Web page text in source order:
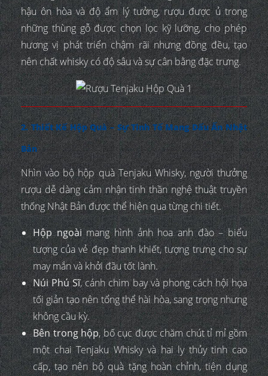
hậu ôn hòa và độ ẩm lý tưởng, rượu được ủ trong
những thùng gỗ được chọn lọc kỹ lưỡng, cho phép
hương vị phát triển chậm rãi nhưng đồng đều, tạo
nên chất whisky có độ sâu và sự cân bằng đặc trưng.
2. Thiết Kế Hộp Quà – Sự Tinh Tế Mang Dấu Ấn Nhật
Bản
Nhìn vào bộ hộp quà Tenjaku Whisky, người thưởng
rượu dễ dàng cảm nhận tinh thần nghệ thuật truyền
thống Nhật Bản được thể hiện qua từng chi tiết.
Hộp ngoàimang hình ảnh hoa anh đào – biểu
tượng của vẻ đẹp thanh khiết, tượng trưng cho sự
may mắn và khởi đầu tốt lành.
Núi Phú Sĩ, cánh chim bay và phong cách hội họa
tối giản tạo nên tổng thể hài hòa, sang trọng nhưng
không cầu kỳ.
Bên trong hộp, bố cục được chăm chút tỉ mỉ gồm
một chai Tenjaku Whisky và hai ly thủy tinh cao
cấp, tạo nên bộ quà tặng hoàn chỉnh, tiện dụng